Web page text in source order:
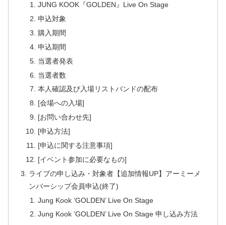
JUNG KOOK『GOLDEN』Live On Stage
申込対象
購入期間
申込期間
当選者発表
当選者数
本人確認及び入場リストバンドの配布
[会場への入場]
[お問い合わせ先]
[申込方法]
[申込に関する注意事項]
[イベント参加に必要なもの]
ライブの申し込み・対象者【追加情報UP】アーミーメ
ンバーシップ会員申込(終了)
Jung Kook ‘GOLDEN’ Live On Stage
Jung Kook ‘GOLDEN’ Live On Stage 申し込み方法